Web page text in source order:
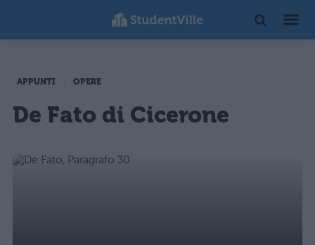
APPUNTI OPERE
De Fato di Cicerone